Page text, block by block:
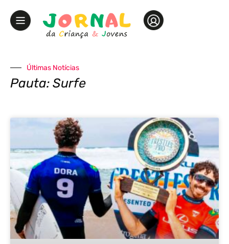
Últimas Notícias
Pauta: Surfe